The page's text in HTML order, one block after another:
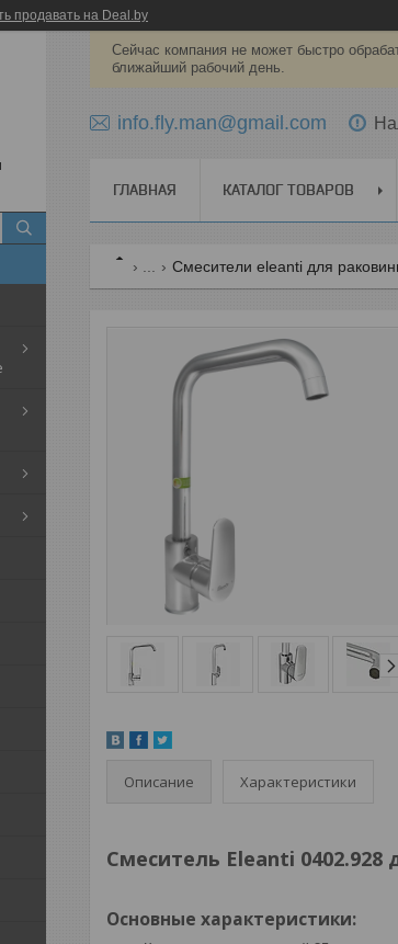
продавать на Deal.by
Сейчас компания не может быстро
ближайший рабочий день.
info.fly.man@gmail.com
ГЛАВНАЯ КАТАЛОГ ТОВАРОВ
Смесители eleanti для
Описание Характеристики
Смеситель Eleanti
Основные характеристики: